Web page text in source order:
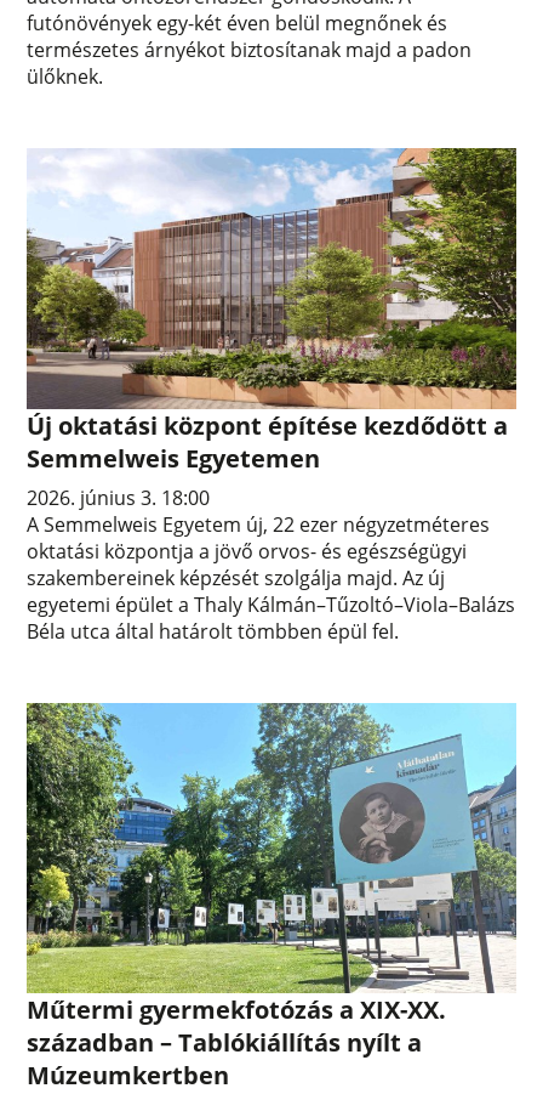
futónövények egy-két éven belül megnőnek és
természetes árnyékot biztosítanak majd a padon
ülőknek.
Új oktatási központ építése kezdődött a
Semmelweis Egyetemen
2026. június 3. 18:00
A Semmelweis Egyetem új, 22 ezer négyzetméteres
oktatási központja a jövő orvos- és egészségügyi
szakembereinek képzését szolgálja majd. Az új
egyetemi épület a Thaly Kálmán–Tűzoltó–Viola–Balázs
Béla utca által határolt tömbben épül fel.
Műtermi gyermekfotózás a XIX-XX.
században – Tablókiállítás nyílt a
Múzeumkertben